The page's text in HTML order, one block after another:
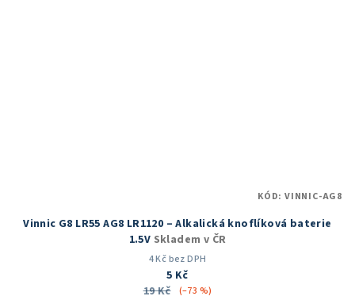
Vinnic G8 LR55 AG8 LR1120 – Alkalická knoflíková baterie
1.5V Skladem v ČR
4 Kč bez DPH
5 Kč
19 Kč
(–73 %)
KÓD: VINNIC-AG8